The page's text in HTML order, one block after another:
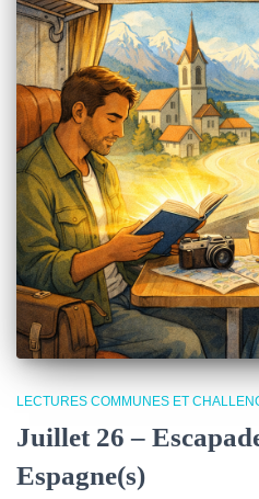
LECTURES COMMUNES ET
Juillet 26 –
Espagne(s)